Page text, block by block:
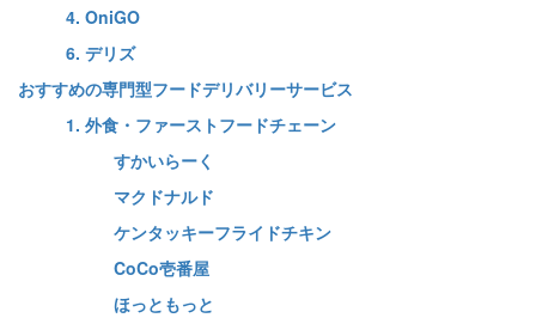
4. OniGO
6. デリズ
おすすめの専門型フードデリバリーサービス
1. 外食・ファーストフードチェーン
すかいらーく
マクドナルド
ケンタッキーフライドチキン
CoCo壱番屋
ほっともっと